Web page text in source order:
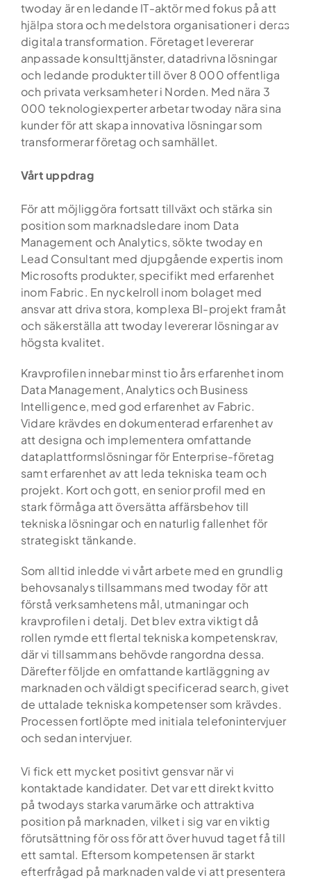
Skip
content
twoday är en ledande IT-aktör med fokus på att
hjälpa stora och medelstora organisationer i deras
digitala transformation. Företaget levererar
anpassade konsulttjänster, datadrivna lösningar
och ledande produkter till över 8 000 offentliga
och privata verksamheter i Norden. Med nära 3
000 teknologiexperter arbetar twoday nära sina
kunder för att skapa innovativa lösningar som
transformerar företag och samhället.
Vårt uppdrag
För att möjliggöra fortsatt tillväxt och stärka sin
position som marknadsledare inom Data
Management och Analytics, sökte twoday en
Lead Consultant med djupgående expertis inom
Microsofts produkter, specifikt med erfarenhet
inom Fabric. En nyckelroll inom bolaget med
ansvar att driva stora, komplexa BI-projekt framåt
och säkerställa att twoday levererar lösningar av
högsta kvalitet.
Kravprofilen innebar minst tio års erfarenhet inom
Data Management, Analytics och Business
Intelligence, med god erfarenhet av Fabric.
Vidare krävdes en dokumenterad erfarenhet av
att designa och implementera omfattande
dataplattformslösningar för Enterprise-företag
samt erfarenhet av att leda tekniska team och
projekt. Kort och gott, en senior profil med en
stark förmåga att översätta affärsbehov till
tekniska lösningar och en naturlig fallenhet för
strategiskt tänkande.
Som alltid inledde vi vårt arbete med en grundlig
behovsanalys tillsammans med twoday för att
förstå verksamhetens mål, utmaningar och
kravprofilen i detalj. Det blev extra viktigt då
rollen rymde ett flertal tekniska kompetenskrav,
där vi tillsammans behövde rangordna dessa.
Därefter följde en omfattande kartläggning av
marknaden och väldigt specificerad search, givet
de uttalade tekniska kompetenser som krävdes.
Processen fortlöpte med initiala telefonintervjuer
och sedan intervjuer.
Vi fick ett mycket positivt gensvar när vi
kontaktade kandidater. Det var ett direkt kvitto
på twodays starka varumärke och attraktiva
position på marknaden, vilket i sig var en viktig
förutsättning för oss för att över huvud taget få till
ett samtal. Eftersom kompetensen är starkt
efterfrågad på marknaden valde vi att presentera